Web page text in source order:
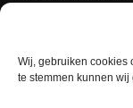
Wij, gebruiken cookies
te stemmen kunnen wij
BTW:
Beoordeel ons op